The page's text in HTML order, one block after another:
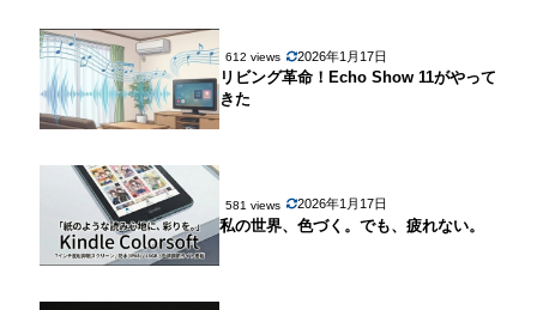
612 views 2026年1月17日
リビング革命！Echo Show 11がやって
きた
581 views 2026年1月17日
私の世界、色づく。でも、疲れない。